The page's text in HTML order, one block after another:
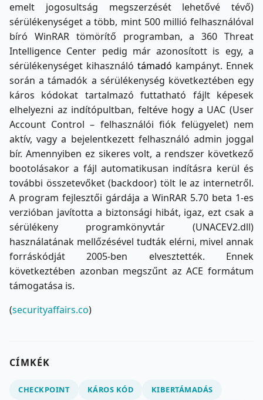
emelt jogosultság megszerzését lehetővé tévő)
sérülékenységet a több, mint 500 millió felhasználóval
bíró WinRAR tömörítő programban, a 360 Threat
Intelligence Center pedig már azonosított is egy, a
sérülékenységet kihasználó támadó kampányt. Ennek
során a támadók a sérülékenység következtében egy
káros kódokat tartalmazó futtatható fájlt képesek
elhelyezni az indítópultban, feltéve hogy a UAC (User
Account Control – felhasználói fiók felügyelet) nem
aktív, vagy a bejelentkezett felhasználó admin joggal
bír. Amennyiben ez sikeres volt, a rendszer következő
bootolásakor a fájl automatikusan indításra kerül és
további összetevőket (backdoor) tölt le az internetről.
A program fejlesztői gárdája a WinRAR 5.70 beta 1-es
verzióban javította a biztonsági hibát, igaz, ezt csak a
sérülékeny programkönyvtár (UNACEV2.dll)
használatának mellőzésével tudták elérni, mivel annak
forráskódját 2005-ben elvesztették. Ennek
következtében azonban megszűnt az ACE formátum
támogatása is.
(securityaffairs.co)
CÍMKÉK
CHECKPOINT KÁROS KÓD
KIBERTÁMADÁS